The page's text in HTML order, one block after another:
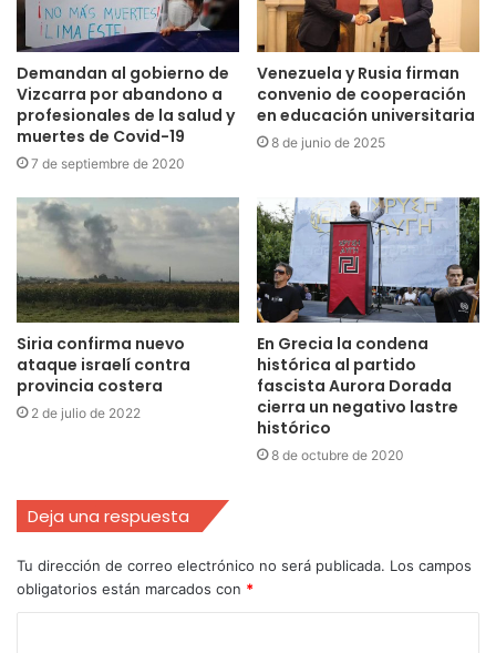
Demandan al gobierno de
Vizcarra por abandono a
profesionales de la salud y
muertes de Covid-19
7 de septiembre de 2020
Venezuela y Rusia firman
convenio de cooperación
en educación universitaria
8 de junio de 2025
Siria confirma nuevo
ataque israelí contra
provincia costera
2 de julio de 2022
En Grecia la condena
histórica al partido
fascista Aurora Dorada
cierra un negativo lastre
histórico
8 de octubre de 2020
Deja una respuesta
Tu dirección de correo electrónico no será publicada. Los campos
obligatorios están marcados con *